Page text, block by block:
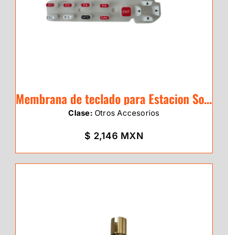
Membrana de teclado para Estacion Sokkia Serie IM-50
Clase: Otros Accesorios
$ 2,146 MXN